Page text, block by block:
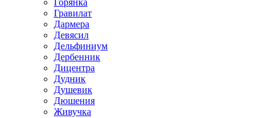
Гравилат
Дармера
Девясил
Дельфиниум
Дербенник
Дицентра
Дудник
Душевик
Дюшения
Живучка